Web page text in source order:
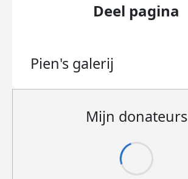
Deel pagina
Pien's galerij
Mijn donateurs